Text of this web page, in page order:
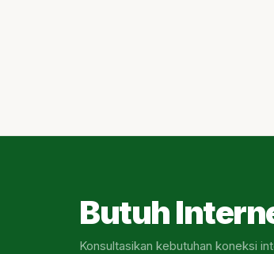
Butuh
Konsultasikan kebutuhan koneksi